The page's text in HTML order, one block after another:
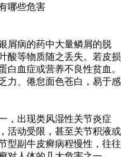
病的药中大量鳞屑的脱
酸等物质随之丢失。若皮损
白血症或营养不良性贫血。
力、倦怠面色苍白，易于感
出现类风湿性关节炎症
活动受限，甚至关节积液或
型副牛皮癣病程慢性，往往